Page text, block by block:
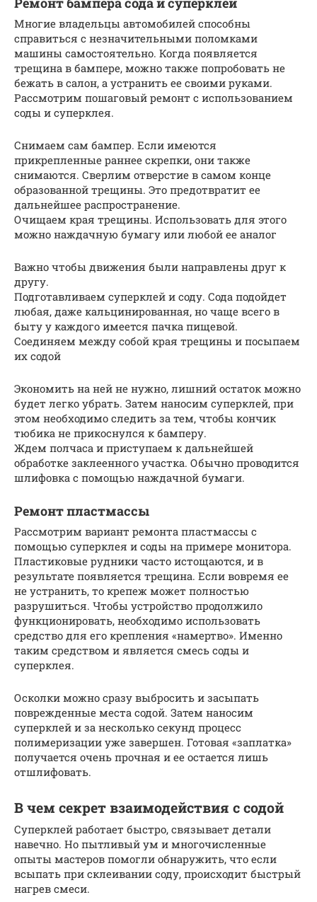
Многие владельцы автомобилей способны
справиться с незначительными поломками
машины самостоятельно. Когда появляется
трещина в бампере, можно также попробовать не
бежать в салон, а устранить ее своими руками.
Рассмотрим пошаговый ремонт с использованием
соды и суперклея.
Снимаем сам бампер. Если имеются
прикрепленные раннее скрепки, они также
снимаются. Сверлим отверстие в самом конце
образованной трещины. Это предотвратит ее
дальнейшее распространение.
Очищаем края трещины. Использовать для этого
можно наждачную бумагу или любой ее аналог
Важно чтобы движения были направлены друг к
другу.
Подготавливаем суперклей и соду. Сода подойдет
любая, даже кальцинированная, но чаще всего в
быту у каждого имеется пачка пищевой.
Соединяем между собой края трещины и посыпаем
их содой
Экономить на ней не нужно, лишний остаток можно
будет легко убрать. Затем наносим суперклей, при
этом необходимо следить за тем, чтобы кончик
тюбика не прикоснулся к бамперу.
Ждем полчаса и приступаем к дальнейшей
обработке заклеенного участка. Обычно проводится
шлифовка с помощью наждачной бумаги.
Ремонт пластмассы
Рассмотрим вариант ремонта пластмассы с
помощью суперклея и соды на примере монитора.
Пластиковые рудники часто истощаются, и в
результате появляется трещина. Если вовремя ее
не устранить, то крепеж может полностью
разрушиться. Чтобы устройство продолжило
функционировать, необходимо использовать
средство для его крепления «намертво». Именно
таким средством и является смесь соды и
суперклея.
Осколки можно сразу выбросить и засыпать
поврежденные места содой. Затем наносим
суперклей и за несколько секунд процесс
полимеризации уже завершен. Готовая «заплатка»
получается очень прочная и ее остается лишь
отшлифовать.
В чем секрет взаимодействия с содой
Суперклей работает быстро, связывает детали
навечно. Но пытливый ум и многочисленные
опыты мастеров помогли обнаружить, что если
всыпать при склеивании соду, происходит быстрый
нагрев смеси.